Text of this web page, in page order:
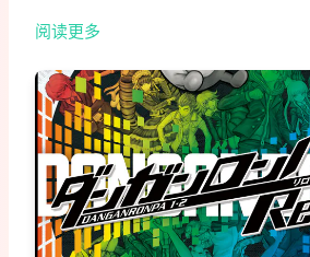
阅读更多